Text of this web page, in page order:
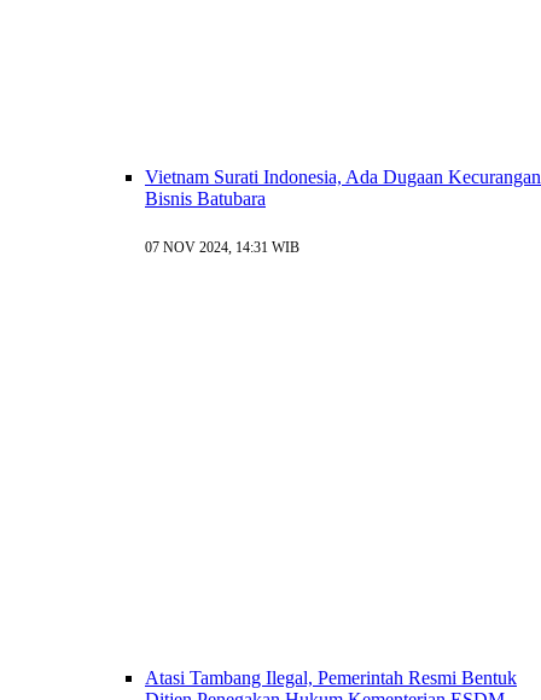
Vietnam Surati Indonesia, Ada Dugaan Kecurangan
Bisnis Batubara
07 NOV 2024, 14:31 WIB
Atasi Tambang Ilegal, Pemerintah Resmi Bentuk